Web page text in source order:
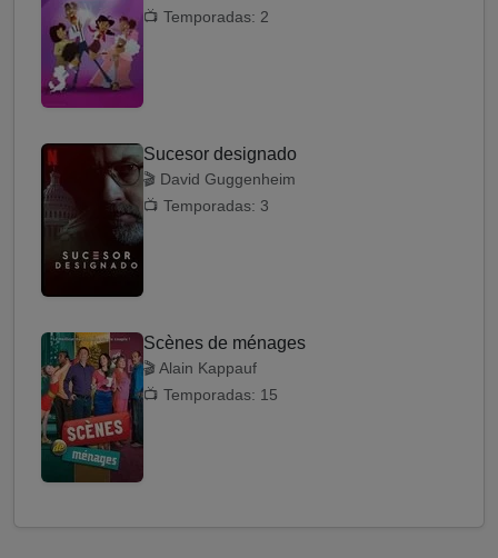
📺 Temporadas: 2
Sucesor designado
🎬 David Guggenheim
📺 Temporadas: 3
Scènes de ménages
🎬 Alain Kappauf
📺 Temporadas: 15